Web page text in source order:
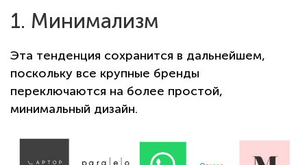
1. Минимализм
Эта тенденция сохранится в дальнейшем,
поскольку все крупные бренды
переключаются на более простой,
минимальный дизайн.